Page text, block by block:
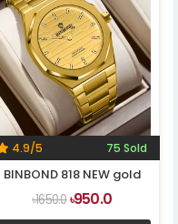
4.9/5 75 Sold
BINBOND 818 NEW gold
৳1650.0৳950.0